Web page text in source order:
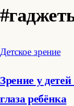
Детское зрение
Зрение у
глаза ребёнка